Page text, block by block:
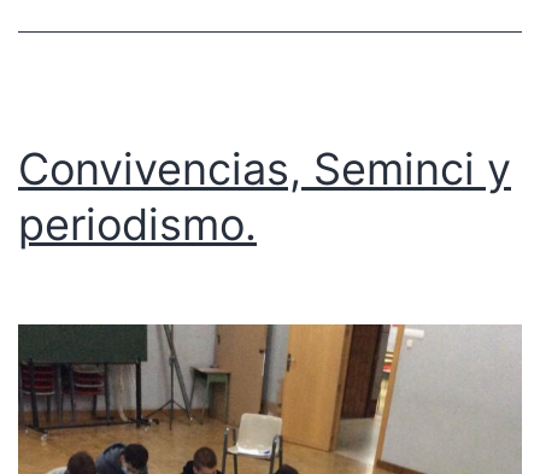
Convivencias, Seminci y
periodismo.